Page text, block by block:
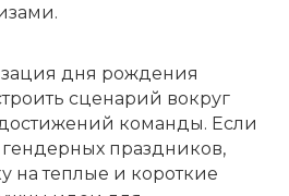
дня рождения
сценарий вокруг
команды. Если
праздников,
на теплые и короткие